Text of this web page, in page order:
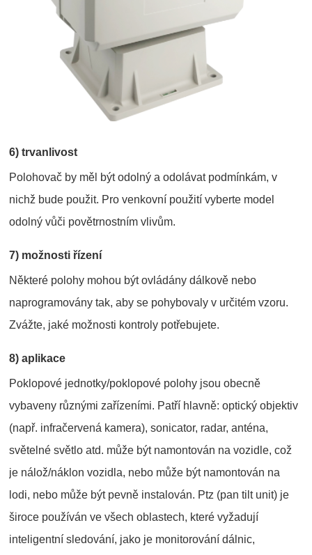
6) trvanlivost
Polohovač by měl být odolný a odolávat podmínkám, v
nichž bude použit. Pro venkovní použití vyberte model
odolný vůči povětrnostním vlivům.
7) možnosti řízení
Některé polohy mohou být ovládány dálkově nebo
naprogramovány tak, aby se pohybovaly v určitém vzoru.
Zvážte, jaké možnosti kontroly potřebujete.
8) aplikace
Poklopové jednotky/poklopové polohy jsou obecně
vybaveny různými zařízeními. Patří hlavně: optický objektiv
(např. infračervená kamera), sonicator, radar, anténa,
světelné světlo atd. může být namontován na vozidle, což
je nálož/náklon vozidla, nebo může být namontován na
lodi, nebo může být pevně instalován. Ptz (pan tilt unit) je
široce používán ve všech oblastech, které vyžadují
inteligentní sledování, jako je monitorování dálnic,